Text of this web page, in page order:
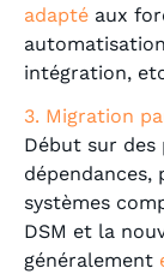
adaptéaux
intégration,
3. Migration
Début sur des
dépendances,
systèmes
DSM et la
généralement